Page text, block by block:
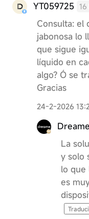
YT059725
Consulta: el
jabonosa lo
que sigue
líquido en
algo? Ó se
Gracias
24-2-2026
La
y solo
lo que
es